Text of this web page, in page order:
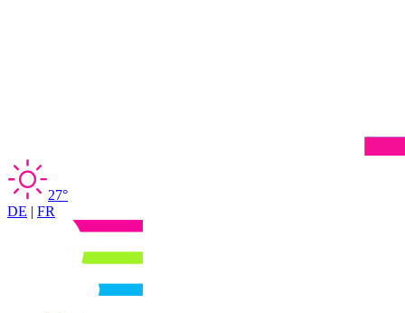
27°
DE | FR